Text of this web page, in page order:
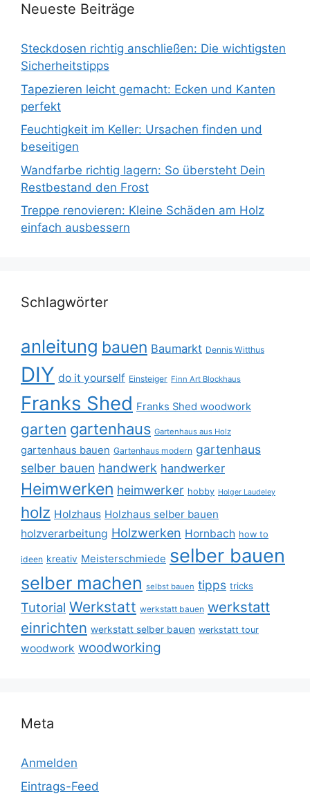
Neueste Beiträge
Steckdosen richtig anschließen: Die wichtigsten
Sicherheitstipps
Tapezieren leicht gemacht: Ecken und Kanten
perfekt
Feuchtigkeit im Keller: Ursachen finden und
beseitigen
Wandfarbe richtig lagern: So übersteht Dein
Restbestand den Frost
Treppe renovieren: Kleine Schäden am Holz
einfach ausbessern
Schlagwörter
anleitung bauen Baumarkt Dennis Witthus
DIY do it yourself Einsteiger Finn Art Blockhaus
Franks Shed Franks Shed woodwork
garten gartenhaus Gartenhaus aus Holz
gartenhaus bauen Gartenhaus modern gartenhaus
selber bauen handwerk handwerker
Heimwerken heimwerker hobby Holger Laudeley
holz Holzhaus Holzhaus selber bauen
holzverarbeitung Holzwerken Hornbach how to
ideen kreativ Meisterschmiede selber bauen
selber machen selbst bauen tipps tricks
Tutorial Werkstatt werkstatt bauen werkstatt
einrichten werkstatt selber bauen werkstatt tour
woodwork woodworking
Meta
Anmelden
Eintrags-Feed